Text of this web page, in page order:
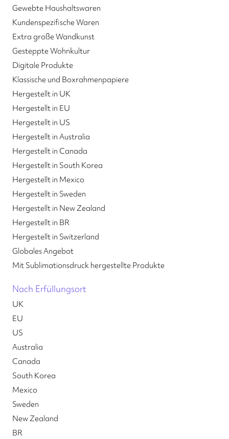
Gewebte Haushaltswaren
Kundenspezifische Waren
Extra große Wandkunst
Gesteppte Wohnkultur
Digitale Produkte
Klassische und Boxrahmenpapiere
Hergestellt in UK
Hergestellt in EU
Hergestellt in US
Hergestellt in Australia
Hergestellt in Canada
Hergestellt in South Korea
Hergestellt in Mexico
Hergestellt in Sweden
Hergestellt in New Zealand
Hergestellt in BR
Hergestellt in Switzerland
Globales Angebot
Mit Sublimationsdruck hergestellte Produkte
Nach Erfüllungsort
UK
EU
US
Australia
Canada
South Korea
Mexico
Sweden
New Zealand
BR